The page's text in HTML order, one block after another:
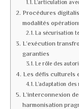
L’articulation
Procédures
modalités
La sécurisation
L’exécution
garanties
Le rôle des
Les défis culturels
L’adaptation
L’interconnexion
harmonisation